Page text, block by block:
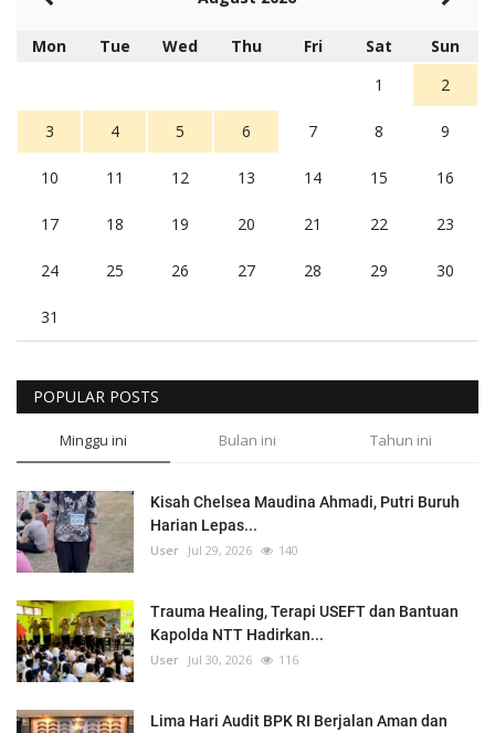
Mon Tue Wed Thu Fri Sat
Sun
1
2
3 4 5 6 7 8 9
10 11 12 13 14 15 16
17 18 19 20 21 22 23
24 25 26 27 28 29 30
31
POPULAR POSTS
Minggu ini Bulan ini Tahun ini
Kisah Chelsea Maudina Ahmadi, Putri Buruh
Harian Lepas...
User Jul 29, 2026 140
Trauma Healing, Terapi USEFT dan Bantuan
Kapolda NTT Hadirkan...
User Jul 30, 2026 116
Lima Hari Audit BPK RI Berjalan Aman dan